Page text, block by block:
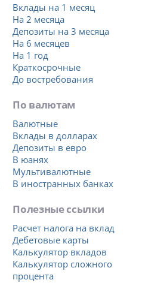
Вклады на 1 месяц
На 2 месяца
Депозиты на 3 месяца
На 6 месяцев
На 1 год
Краткосрочные
До востребования
По валютам
Валютные
Вклады в долларах
Депозиты в евро
В юанях
Мультивалютные
В иностранных банках
Полезные ссылки
Расчет налога на вклад
Дебетовые карты
Калькулятор вкладов
Калькулятор сложного
процента